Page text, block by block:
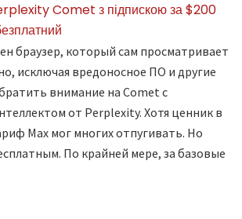
браузер, который сам просматривает
исключая вредоносное ПО и другие
внимание на Comet с
от Perplexity. Хотя ценник в
Max мог многих отпугивать. Но
По крайней мере, за базовые